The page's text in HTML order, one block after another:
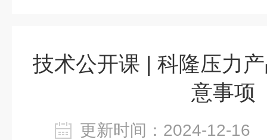
技术公开课 | 科隆压力
意事项
更新时间：2024-12-